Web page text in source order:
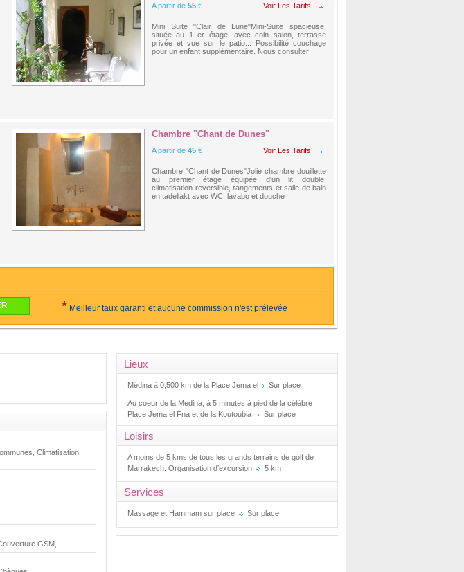
A partir de 55 € Voir Les Tarifs
Mini Suite "Clair de Lune"Mini-Suite spacieuse,
située au 1 er étage, avec coin salon, terrasse
privée et vue sur le patio... Possibilité couchage
pour un enfant supplémentaire. Nous consulter
Chambre "Chant de Dunes"
A partir de 45 € Voir Les Tarifs
Chambre "Chant de Dunes"Jolie chambre douillette
au premier étage équipée d'un lit double,
climatisation reversible, rangements et salle de bain
en tadellakt avec WC, lavabo et douche
* Meilleur taux garanti et aucune commission n'est prélevée
Climatisation
GSM,
Lieux
Médina à 0,500 km de la Place Jema el Sur place
Au coeur de la Medina, à 5 minutes à pied de la célèbre
Place Jema el Fna et de la Koutoubia
Sur place
Loisirs
A moins de 5 kms de tous les grands terrains de golf de
Marrakech. Organisation d'excursion
5 km
Services
Massage et Hammam sur place Sur place